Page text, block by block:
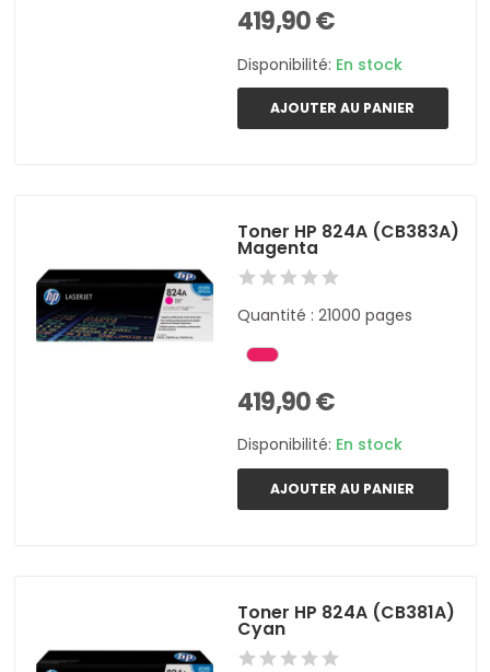
419,90 €
Disponibilité: En stock
AJOUTER AU PANIER
Toner HP 824A (CB383A)
Magenta
Quantité : 21000 pages
419,90 €
Disponibilité: En stock
AJOUTER AU PANIER
Toner HP 824A (CB381A)
Cyan